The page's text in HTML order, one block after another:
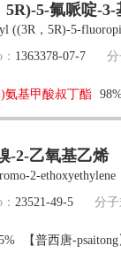
5R)-5-氟哌啶-
((3R，5R)-5-
1363378-07-7 分
氨基甲酸叔丁酯
-2-乙氧基乙烯
2-ethoxyethylene
23521-49-5 分子
【普西唐-psaitong